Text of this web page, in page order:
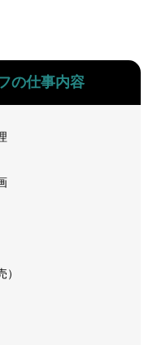
の仕事内容